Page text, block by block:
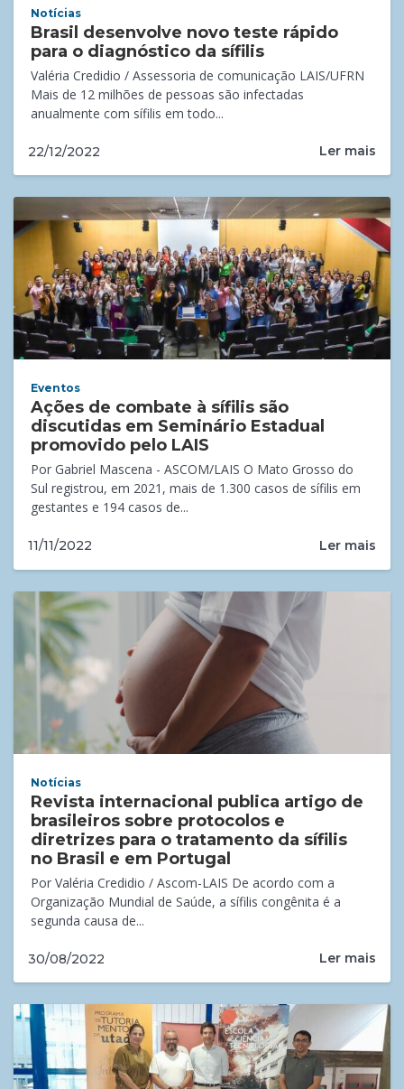
Notícias
Brasil desenvolve novo teste rápido
para o diagnóstico da sífilis
Valéria Credidio / Assessoria de comunicação LAIS/UFRN
Mais de 12 milhões de pessoas são infectadas
anualmente com sífilis em todo...
22/12/2022 Ler mais
Eventos
Ações de combate à sífilis são
discutidas em Seminário Estadual
promovido pelo LAIS
Por Gabriel Mascena - ASCOM/LAIS O Mato Grosso do
Sul registrou, em 2021, mais de 1.300 casos de sífilis em
gestantes e 194 casos de...
11/11/2022 Ler mais
Notícias
Revista internacional publica artigo de
brasileiros sobre protocolos e
diretrizes para o tratamento da sífilis
no Brasil e em Portugal
Por Valéria Credidio / Ascom-LAIS De acordo com a
Organização Mundial de Saúde, a sífilis congênita é a
segunda causa de...
30/08/2022 Ler mais